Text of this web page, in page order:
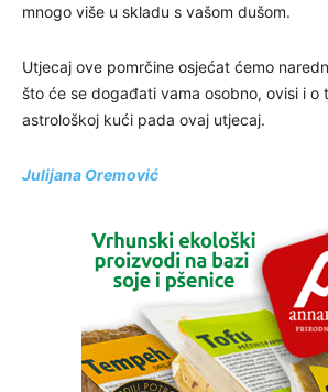
mnogo više u skladu s vašom dušom.
Utjecaj ove pomrčine osjećat ćemo
što će se događati vama osobno, ovisi i o
astrološkoj kući pada ovaj utjecaj.
Julijana Oremović